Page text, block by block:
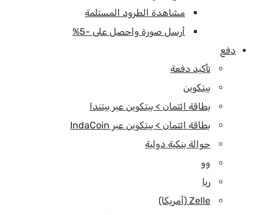
مشاهدة الطرود المستلمة
أرسل صورة واحصل على -5%
دفع
تأكيد دفعة
بيتكوين
بطاقة ائتمان > بيتكوين عبر بيتندا
بطاقة ائتمان > بيتكوين عبر IndaCoin
حوالة بنكية دولية
وو
ريا
Zelle (أمريكا)